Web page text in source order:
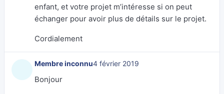
enfant, et votre projet m’intéresse si on peut
échanger pour avoir plus de détails sur le projet.
Cordialement
Membre inconnu4 février 2019
Bonjour